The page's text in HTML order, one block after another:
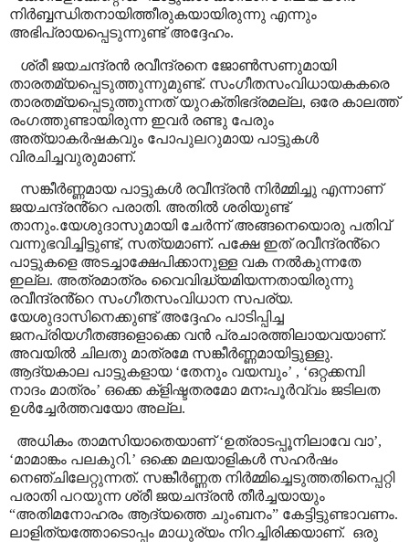
നിർബ്ബന്ധിതനായിത്തീരുകയായിരുന്നു എന്നും
അഭിപ്രായപ്പെടുന്നുണ്ട് അദ്ദേഹം.
ശ്രീ ജയചന്ദ്രൻ രവീന്ദ്രനെ ജോൺസണുമായി
താരതമ്യപ്പെടുത്തുന്നുമുണ്ട്. സംഗീതസംവിധായകകരെ
താരതമ്യപ്പെടുത്തുന്നത് യുറക്തിഭദ്രമല്ല, ഒരേ കാലത്ത്
രംഗത്തുണ്ടായിരുന്ന ഇവർ രണ്ടു പേരും
അത്യാകർഷകവും പോപുലറുമായ പാട്ടുകൾ
വിരചിച്ചവുരുമാണ്.
സങ്കീർണ്ണമായ പാട്ടുകൾ രവീന്ദ്രൻ നിർമ്മിച്ചു എന്നാണ്
ജയചന്ദ്രൻ്റെ പരാതി. അതിൽ ശരിയുണ്ട്
താനും.യേശുദാസുമായി ചേർന്ന് അങ്ങനെയൊരു പതിവ്
വന്നുഭവിച്ചിട്ടുണ്ട്, സത്യമാണ്. പക്ഷേ ഇത് രവീന്ദ്രൻ്റെ
പാട്ടുകളെ അടച്ചാക്ഷേപിക്കാനുള്ള വക നൽകുന്നതേ
ഇല്ല. അത്രമാത്രം വൈവിദ്ധ്യമിയന്നതായിരുന്നു
രവീന്ദ്രൻ്റെ സംഗീതസംവിധാന സപര്യ.
യേശുദാസിനെക്കുണ്ട് അദ്ദേഹം പാടിപ്പിച്ച
ജനപ്രിയഗീതങ്ങളൊക്കെ വൻ പ്രചാരത്തിലായവയാണ്.
അവയിൽ ചിലതു മാത്രമേ സങ്കീർണ്ണമായിട്ടുള്ളു.
ആദ്യകാല പാട്ടുകളായ ‘തേനും വയമ്പും’ , ‘ഒറ്റക്കമ്പി
നാദം മാത്രം’ ഒക്കെ ക്ളിഷ്ടതരമോ മനഃപൂർവ്വം ജടിലത
ഉൾച്ചേർത്തവയോ അല്ല.
അധികം താമസിയാതെയാണ്‘ഉത്രാടപ്പൂനിലാവേ വാ’,
‘മാമാങ്കം പലകുറി.’ ഒക്കെ മലയാളികൾ സഹർഷം
നെഞ്ചിലേറ്റുന്നത്. സങ്കീർണ്ണത നിർമ്മിച്ചെടുത്തതിനെപ്പറ്റി
പരാതി പറയുന്ന ശ്രീ ജയചന്ദ്രൻ തീർച്ചയായും
“അതിമനോഹരം ആദ്യത്തെ ചുംബനം” കേട്ടിട്ടുണ്ടാവണം.
ലാളിത്യത്തോടൊപ്പം മാധുര്യം നിറച്ചിരിക്കയാണ്. ഒരു